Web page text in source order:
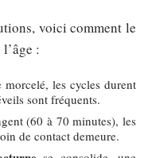
voici comment le
:
les cycles durent
sont fréquents.
(60 à 70 minutes), les
de contact demeure.